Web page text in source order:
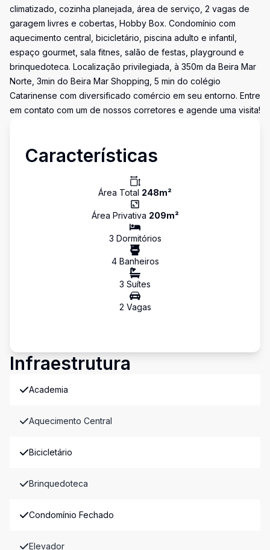
climatizado, cozinha planejada, área de serviço, 2 vagas de
garagem livres e cobertas, Hobby Box. Condomínio com
aquecimento central, bicicletário, piscina adulto e infantil,
espaço gourmet, sala fitnes, salão de festas, playground e
brinquedoteca. Localização privilegiada, à 350m da Beira Mar
Norte, 3min do Beira Mar Shopping, 5 min do colégio
Catarinense com diversificado comércio em seu entorno. Entre
em contato com um de nossos corretores e agende uma visita!
Características
Área Total 248m²
Área Privativa 209m²
3 Dormitórios
4Banheiros
3 Suítes
2 Vagas
Infraestrutura
Academia
Aquecimento Central
Bicicletário
Brinquedoteca
Condomínio Fechado
Elevador